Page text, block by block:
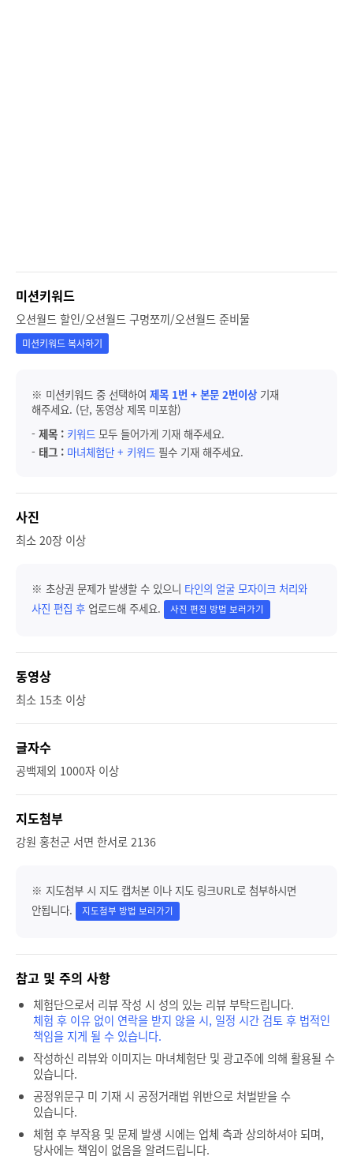
미션키워드
오션월드 할인/오션월드 구명쪼끼/오션월드 준비물
미션키워드 복사하기
※ 미션키워드 중 선택하여 제목 1번 + 본문 2번이상 기재
해주세요. (단, 동영상 제목 미포함)
- 제목 : 키워드 모두 들어가게 기재 해주세요.
- 태그 : 마녀체험단 + 키워드 필수 기재 해주세요.
사진
최소 20장 이상
※ 초상권 문제가 발생할 수 있으니 타인의 얼굴 모자이크 처리와
사진 편집 후 업로드해 주세요. 사진 편집 방법 보러가기
동영상
최소 15초 이상
글자수
공백제외 1000자 이상
지도첨부
강원 홍천군 서면 한서로 2136
※ 지도첨부 시 지도 캡처본 이나 지도 링크URL로 첨부하시면
안됩니다.
지도첨부 방법 보러가기
참고 및 주의 사항
체험단으로서 리뷰 작성 시 성의 있는 리뷰 부탁드립니다.
체험 후 이유 없이 연락을 받지 않을 시, 일정 시간 검토 후 법적인
책임을 지게 될 수 있습니다.
작성하신 리뷰와 이미지는 마녀체험단 및 광고주에 의해 활용될 수
있습니다.
공정위문구 미 기재 시 공정거래법 위반으로 처벌받을 수
있습니다.
체험 후 부작용 및 문제 발생 시에는 업체 측과 상의하셔야 되며,
당사에는 책임이 없음을 알려드립니다.